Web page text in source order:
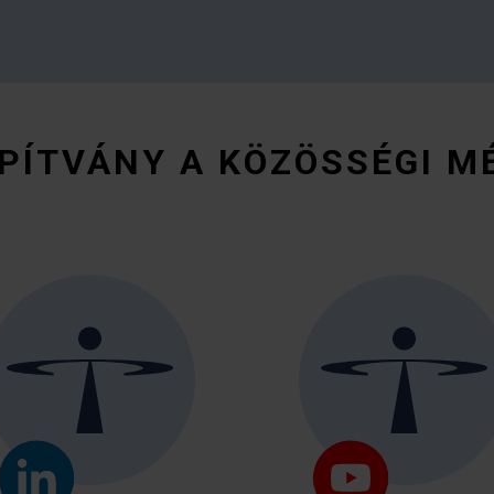
A KÖZÖSSÉGI